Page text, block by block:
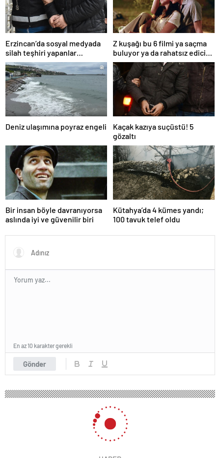
Erzincan’da sosyal medyada
silah teşhiri yapanlar
yakalandı
Z kuşağı bu 6 filmi ya saçma
buluyor ya da rahatsız edici
ve toksik!
Deniz ulaşımına poyraz engeli
Kaçak kazıya suçüstü! 5
gözaltı
Bir insan böyle davranıyorsa
aslında iyi ve güvenilir biri
Kütahya’da 4 kümes yandı;
100 tavuk telef oldu
Gönder
En az 10 karakter gerekli